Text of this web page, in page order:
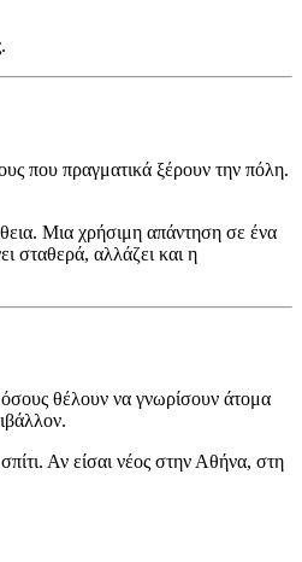
που πραγματικά ξέρουν την πόλη.
Μια χρήσιμη απάντηση σε ένα
σταθερά, αλλάζει και η
θέλουν να γνωρίσουν άτομα
Αν είσαι νέος στην Αθήνα, στη